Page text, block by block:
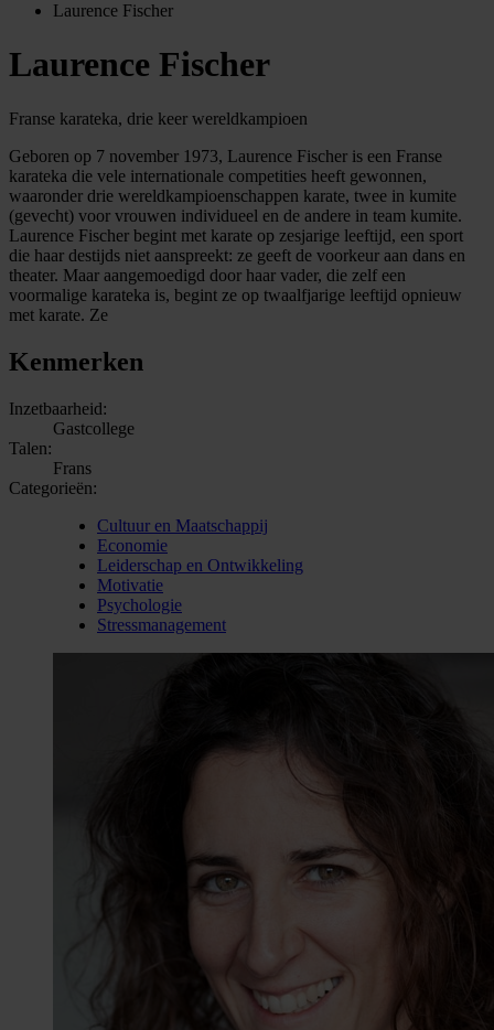
Laurence Fischer
Laurence Fischer
Franse karateka, drie keer wereldkampioen
Geboren op 7 november 1973, Laurence Fischer is een Franse
karateka die vele internationale competities heeft gewonnen,
waaronder drie wereldkampioenschappen karate, twee in kumite
(gevecht) voor vrouwen individueel en de andere in team kumite.
Laurence Fischer begint met karate op zesjarige leeftijd, een sport
die haar destijds niet aanspreekt: ze geeft de voorkeur aan dans en
theater. Maar aangemoedigd door haar vader, die zelf een
voormalige karateka is, begint ze op twaalfjarige leeftijd opnieuw
met karate. Ze
Kenmerken
Inzetbaarheid:
Gastcollege
Talen:
Frans
Categorieën:
Cultuur en Maatschappij
Economie
Leiderschap en Ontwikkeling
Motivatie
Psychologie
Stressmanagement